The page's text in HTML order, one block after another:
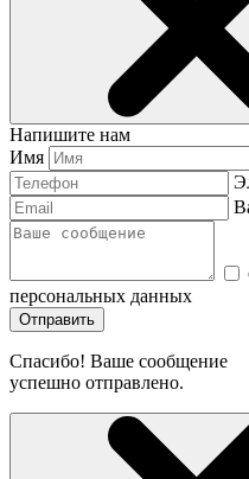
Напишите нам
Имя
персональных данных
Отправить
Спасибо! Ваше сообщение
успешно отправлено.